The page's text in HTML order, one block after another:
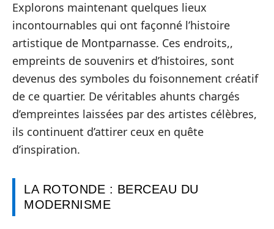
Explorons maintenant quelques lieux
incontournables qui ont façonné l’histoire
artistique de Montparnasse. Ces endroits,,
empreints de souvenirs et d’histoires, sont
devenus des symboles du foisonnement créatif
de ce quartier. De véritables ahunts chargés
d’empreintes laissées par des artistes célèbres,
ils continuent d’attirer ceux en quête
d’inspiration.
LA ROTONDE : BERCEAU DU
MODERNISME